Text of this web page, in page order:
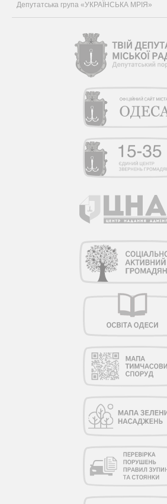
Депутатська група «УКРАЇНСЬКА МРІЯ»